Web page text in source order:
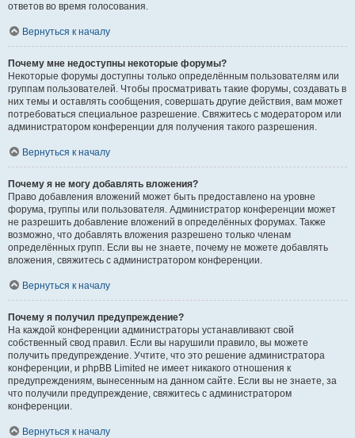
ответов во время голосования.
Вернуться к началу
Почему мне недоступны некоторые форумы?
Некоторые форумы доступны только определённым пользователям или
группам пользователей. Чтобы просматривать такие форумы, создавать в
них темы и оставлять сообщения, совершать другие действия, вам может
потребоваться специальное разрешение. Свяжитесь с модератором или
администратором конференции для получения такого разрешения.
Вернуться к началу
Почему я не могу добавлять вложения?
Право добавления вложений может быть предоставлено на уровне
форума, группы или пользователя. Администратор конференции может
не разрешить добавление вложений в определённых форумах. Также
возможно, что добавлять вложения разрешено только членам
определённых групп. Если вы не знаете, почему не можете добавлять
вложения, свяжитесь с администратором конференции.
Вернуться к началу
Почему я получил предупреждение?
На каждой конференции администраторы устанавливают свой
собственный свод правил. Если вы нарушили правило, вы можете
получить предупреждение. Учтите, что это решение администратора
конференции, и phpBB Limited не имеет никакого отношения к
предупреждениям, вынесенным на данном сайте. Если вы не знаете, за
что получили предупреждение, свяжитесь с администратором
конференции.
Вернуться к началу